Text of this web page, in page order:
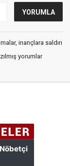
inançlara saldırı
yorumlar